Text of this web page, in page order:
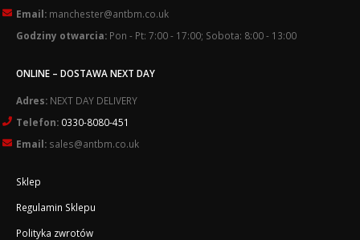
Email: manchester@antbm.co.uk
Godziny otwarcia: Pon - Pt: 7:00 - 17:00; Sobota: 8:00 - 13:00
ONLINE – DOSTAWA NEXT DAY
Adres: NEXT DAY DELIVERY
Telefon: 0330-8080-451
Email: sales@antbm.co.uk
Sklep
Regulamin Sklepu
Polityka zwrotów